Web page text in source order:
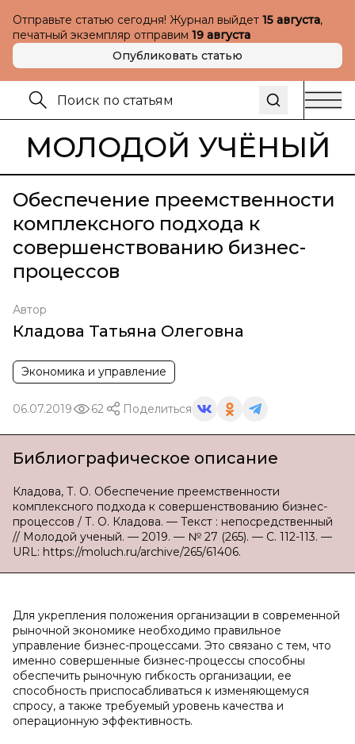
Отправьте статью сегодня! Журнал выйдет 15 августа,
печатный экземпляр отправим 19 августа
Опубликовать статью
МОЛОДОЙ УЧЁНЫЙ
Обеспечение преемственности
комплексного подхода к
совершенствованию бизнес-
процессов
Автор
Кладова Татьяна Олеговна
Экономика и управление
06.07.2019 62 Поделиться
Библиографическое описание
Кладова, Т. О. Обеспечение преемственности
комплексного подхода к совершенствованию бизнес-
процессов / Т. О. Кладова. — Текст : непосредственный
// Молодой ученый. — 2019. — № 27 (265). — С. 112-113. —
URL: https://moluch.ru/archive/265/61406.
Для укрепления положения организации в современной
рыночной экономике необходимо правильное
управление бизнес-процессами. Это связано с тем, что
именно совершенные бизнес-процессы способны
обеспечить рыночную гибкость организации, ее
способность приспосабливаться к изменяющемуся
спросу, а также требуемый уровень качества и
операционную эффективность.